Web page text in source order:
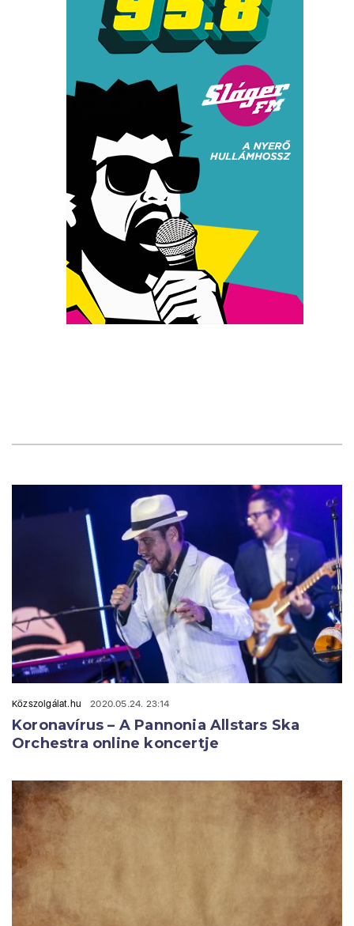
Közszolgálat.hu 2020.05.24. 23:14
Koronavírus – A Pannonia Allstars Ska
Orchestra online koncertje